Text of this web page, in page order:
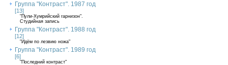
Группа "Контраст". 1987 год
[13]
"Пули-Хумрийский гарнизон".
Студийная запись
Группа "Контраст". 1988 год
[12]
"Идём по лезвию ножа"
Группа "Контраст". 1989 год
[6]
"Последний контраст"